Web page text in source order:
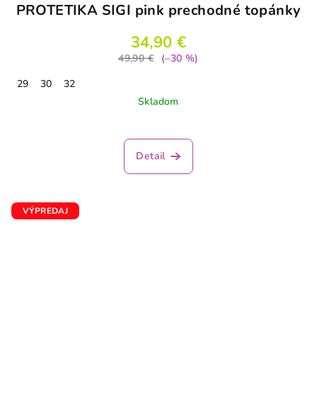
PROTETIKA SIGI pink prechodné topánky
34,90 €
49,90 €
(–30 %)
29
30
32
Skladom
Detail
VÝPREDAJ